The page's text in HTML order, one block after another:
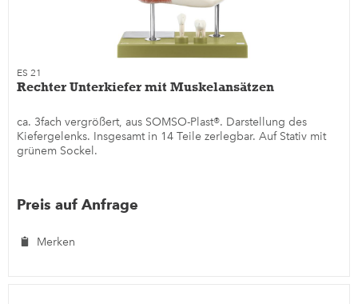
ES 21
Rechter Unterkiefer mit Muskelansätzen
ca. 3fach vergrößert, aus SOMSO-Plast®. Darstellung des
Kiefergelenks. Insgesamt in 14 Teile zerlegbar. Auf Stativ mit
grünem Sockel.
Preis auf Anfrage
Merken